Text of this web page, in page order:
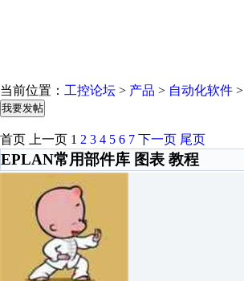
当前位置： 工控论坛 > 产品 > 自动化软件 >
我要发帖
首页 上一页 1 2 3 4 5 6 7 下一页 尾页
EPLAN常用部件库 图表 教程